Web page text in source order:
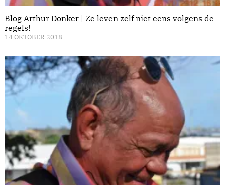
Blog Arthur Donker | Ze leven zelf niet eens volgens de
regels!
14 OKTOBER 2018